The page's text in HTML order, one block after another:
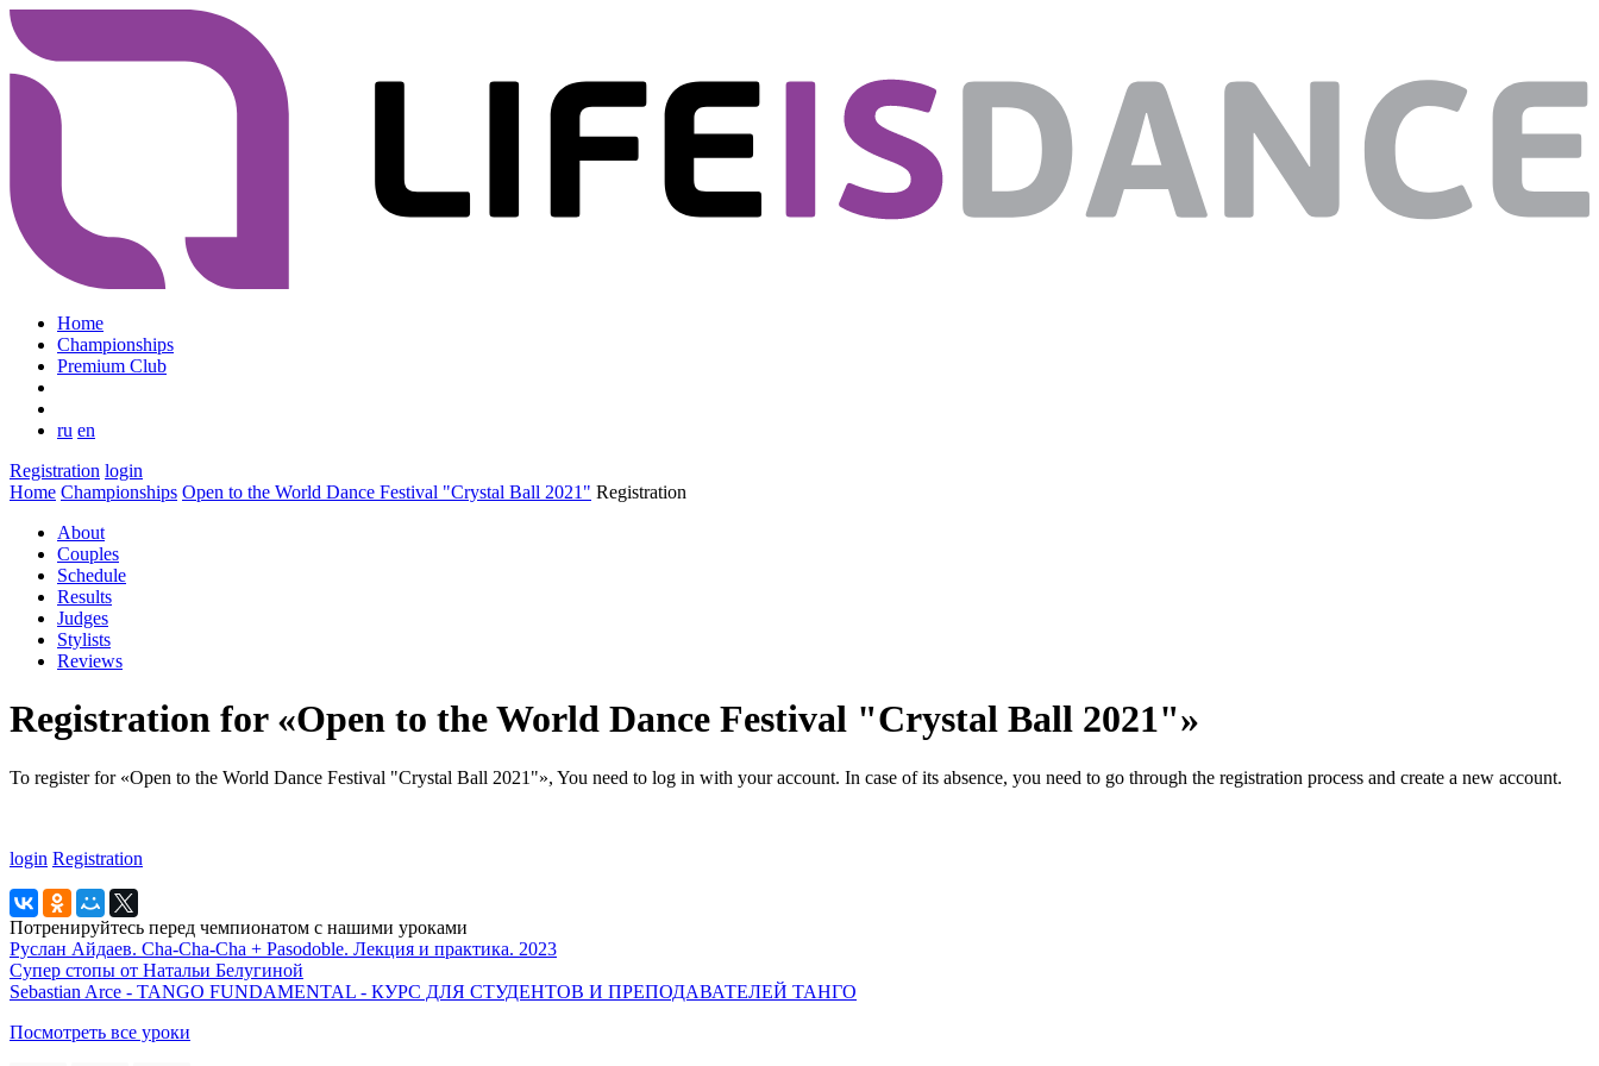
Home
Championships
Premium Club
ru en
Registration login
Home Championships Open to the World Dance Festival "Crystal Ball 2021" Registration
About
Couples
Schedule
Results
Judges
Stylists
Reviews
Registration for «Open to the World Dance Festival "Crystal Ball 2021"»
To register for «Open to the World Dance Festival "Crystal Ball 2021"», You need to log in with your account. In case of its absence, you need to go through the registration process and create a new account.
login Registration
Потренируйтесь перед чемпионатом с нашими уроками
Руслан Айдаев. Cha-Cha-Cha + Pasodoble. Лекция и практика. 2023
Супер стопы от Натальи Белугиной
Sebastian Arce - TANGO FUNDAMENTAL - КУРС ДЛЯ СТУДЕНТОВ И ПРЕПОДАВАТЕЛЕЙ ТАНГО
Посмотреть все уроки